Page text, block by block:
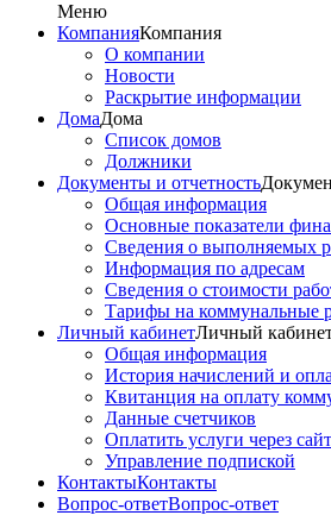
Меню
КомпанияКомпания
О компании
Новости
Раскрытие информации
ДомаДома
Список домов
Должники
Документы и отчетность
Общая информация
Основные показатели
Сведения о выполняемых
Информация по адресам
Сведения о стоимости
Тарифы на коммунальные
Личный кабинетЛичный
Общая информация
История начислений и
Квитанция на оплату
Данные счетчиков
Оплатить услуги через сайт
Управление подпиской
КонтактыКонтакты
Вопрос-ответВопрос-ответ